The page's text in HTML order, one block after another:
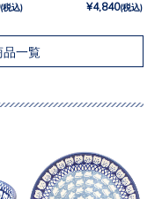
(税込) ¥4,840(税込)
品一覧